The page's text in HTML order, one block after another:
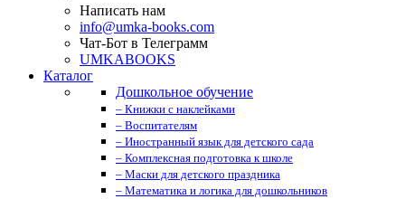
Написать нам
info@umka-books.com
Чат-Бот в Телеграмм
UMKABOOKS
Каталог
Дошкольное обучение
– Книжки с наклейками
– Воспитателям
– Иностранный язык для детского сада
– Комплексная подготовка к школе
– Маски для детского праздника
– Математика и логика для дошкольников